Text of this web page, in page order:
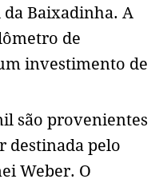
da Baixadinha. A
de
investimento de
são provenientes
destinada pelo
Weber. O